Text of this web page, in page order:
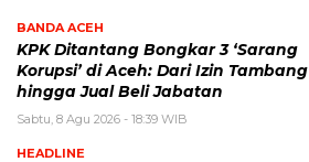
BANDA ACEH
KPK Ditantang Bongkar 3 ‘Sarang
Korupsi’ di Aceh: Dari Izin Tambang
hingga Jual Beli Jabatan
Sabtu, 8 Agu 2026 - 18:39 WIB
HEADLINE